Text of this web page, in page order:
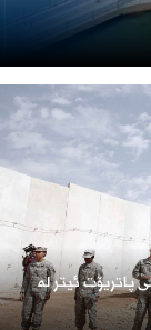
پاتریۆت ئیتر لە